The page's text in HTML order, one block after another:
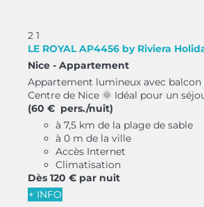
2 1
LE ROYAL AP4456 by Riviera
Nice - Appartement
Appartement lumineux avec
Centre de Nice 🌞 Idéal pour un
(60 € pers./nuit)
à 7,5 km de la plage de sable
à 0 m de la ville
Accès Internet
Climatisation
Dès 120 € par nuit
+ INFO